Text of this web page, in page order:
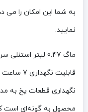
به شما این امکان را می
نمایید.
محصول به گونه‌ای است